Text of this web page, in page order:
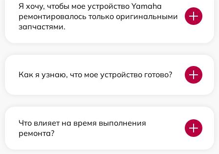
Я хочу, чтобы мое устройство Yamaha
ремонтировалось только оригинальными
запчастями.
Как я узнаю, что мое устройство готово?
Что влияет на время выполнения
ремонта?